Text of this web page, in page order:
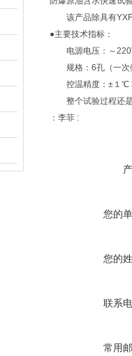
该产品除具有YXFB
●主要技术指标：
电源电压：～
规格：6孔（一次
控温精度：±１℃
整个试验过程还是
：李菲 :
您的
您的
联系
常用